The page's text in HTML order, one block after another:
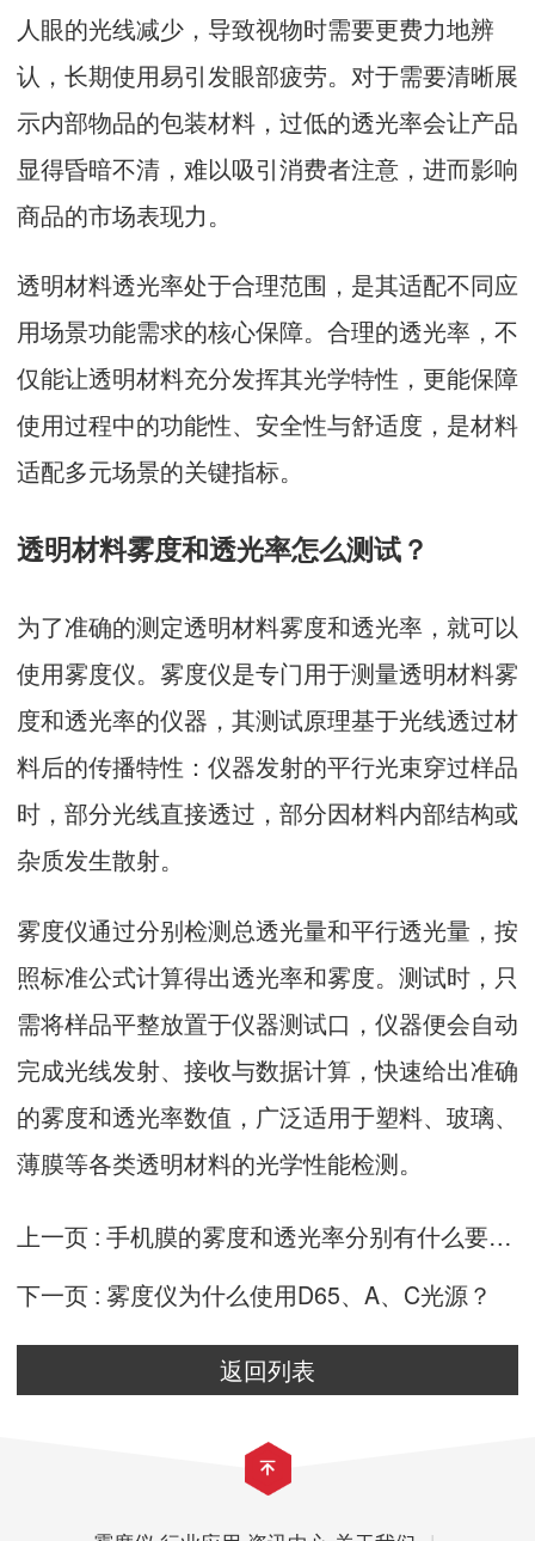
人眼的光线减少，导致视物时需要更费力地辨
认，长期使用易引发眼部疲劳。对于需要清晰展
示内部物品的包装材料，过低的透光率会让产品
显得昏暗不清，难以吸引消费者注意，进而影响
商品的市场表现力。
透明材料透光率处于合理范围，是其适配不同应
用场景功能需求的核心保障。合理的透光率，不
仅能让透明材料充分发挥其光学特性，更能保障
使用过程中的功能性、安全性与舒适度，是材料
适配多元场景的关键指标。
透明材料雾度和透光率怎么测试？
为了准确的测定透明材料雾度和透光率，就可以
使用雾度仪。雾度仪是专门用于测量透明材料雾
度和透光率的仪器，其测试原理基于光线透过材
料后的传播特性：仪器发射的平行光束穿过样品
时，部分光线直接透过，部分因材料内部结构或
杂质发生散射。
雾度仪通过分别检测总透光量和平行透光量，按
照标准公式计算得出透光率和雾度。测试时，只
需将样品平整放置于仪器测试口，仪器便会自动
完成光线发射、接收与数据计算，快速给出准确
的雾度和透光率数值，广泛适用于塑料、玻璃、
薄膜等各类透明材料的光学性能检测。
上一页 : 手机膜的雾度和透光率分别有什么要求？
下一页 : 雾度仪为什么使用D65、A、C光源？
返回列表